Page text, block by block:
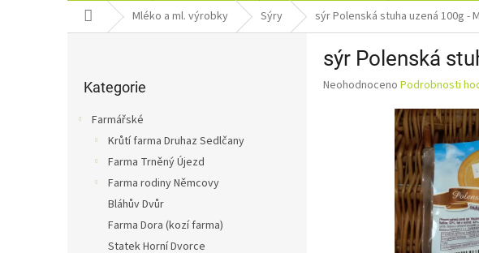
Domů Mléko a ml. výrobky Sýry sýr Polenská stuha uzená 100g -
kategorie
Kategorie
Farmářské
Krůtí farma Druhaz Sedlčany
Farma Trněný Újezd
Farma rodiny Němcovy
Bláhův Dvůr
Farma Dora (kozí farma)
Statek Horní Dvorce
sýr Polenská
Průměrné
Neohodnoceno Podrobnosti